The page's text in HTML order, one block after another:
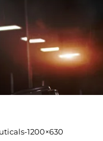
1200×630